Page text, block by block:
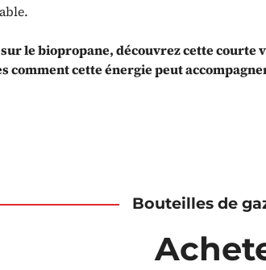
le biopropane, découvrez cette courte
comment cette énergie peut
Bouteilles de